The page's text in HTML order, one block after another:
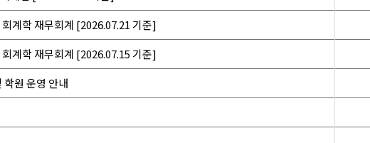
계학 재무회계 [2026.07.21 기준]
계학 재무회계 [2026.07.15 기준]
원 운영 안내